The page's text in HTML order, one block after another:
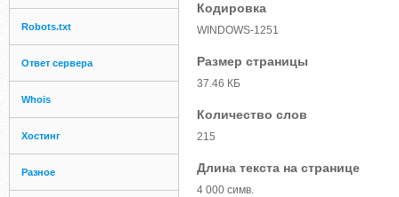
Robots.txt
Ответ сервера
Whois
Хостинг
Разное
Кодировка
WINDOWS-1251
Размер страницы
37.46 КБ
Количество слов
215
Длина текста на странице
4 000 симв.